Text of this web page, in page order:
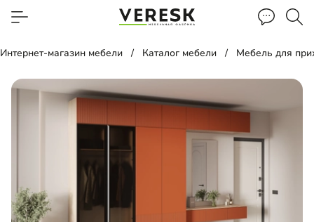
Интернет-магазин мебели Каталог мебели Мебель для